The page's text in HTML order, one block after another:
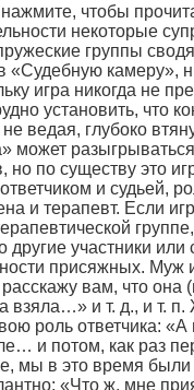
чтобы
некоторые
группы
«Судебную камеру»,
игра никогда не
установить, что
ведая, глубоко
может
но по существу это
и судьей,
и терапевт. Если
другие участники или
присяжных. Муж
вам, что она
взяла…» и т. д., и т.
роль ответчика: «А
и потом, как раз
мы в это время
«Что ж, мне